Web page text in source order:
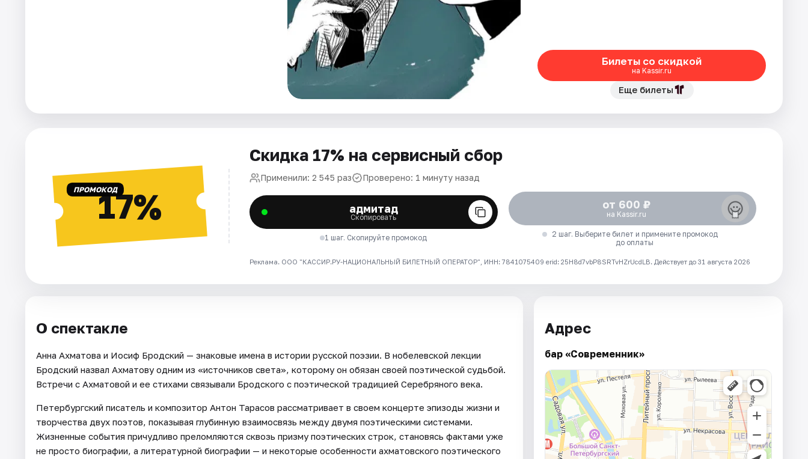
Билеты со скидкой
на Kassir.ru
Еще билеты
ПРОМОКОД17%
Скидка 17% на сервисный сбор
Применили: 2 545 раз Проверено: 1 минуту назад
адмитад
Скопировать
1 шаг. Скопируйте промокод
от 600 ₽
на Kassir.ru
2 шаг. Выберите билет и примените промокод
до оплаты
Реклама. ООО "КАССИР.РУ-НАЦИОНАЛЬНЫЙ БИЛЕТНЫЙ ОПЕРАТОР", ИНН: 7841075409 erid: 25H8d7vbP8SRTvHZrUcdLB. Действует до 31 августа 2026
О спектакле
Анна Ахматова и Иосиф Бродский — знаковые имена в истории русской поэзии. В нобелевской лекции
Бродский назвал Ахматову одним из «источников света», которому он обязан своей поэтической судьбой.
Встречи с Ахматовой и ее стихами связывали Бродского с поэтической традицией Серебряного века.
Петербургский писатель и композитор Антон Тарасов рассматривает в своем концерте эпизоды жизни и
творчества двух поэтов, показывая глубинную взаимосвязь между двумя поэтическими системами.
Жизненные события причудливо преломляются сквозь призму поэтических строк, становясь фактами уже
не просто биографии, а литературной биографии — и некоторые особенности ахматовского поэтического
Адрес
бар «Современник»